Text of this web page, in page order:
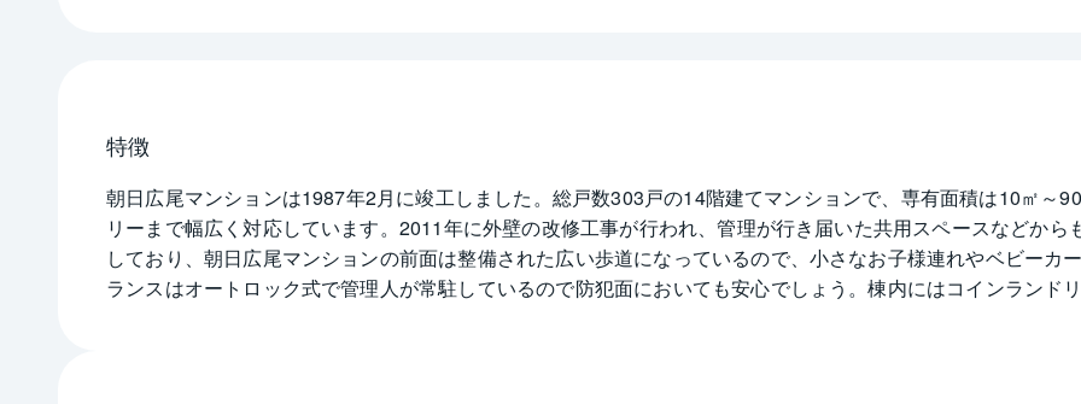
特徴
朝日広尾マンションは1987年2月に竣工しました。総戸数303戸の14階建てマンションで、専有面積は10㎡～
リーまで幅広く対応しています。2011年に外壁の改修工事が行われ、管理が行き届いた共用スペースなどか
しており、朝日広尾マンションの前面は整備された広い歩道になっているので、小さなお子様連れやベビーカ
ランスはオートロック式で管理人が常駐しているので防犯面においても安心でしょう。棟内にはコインランド